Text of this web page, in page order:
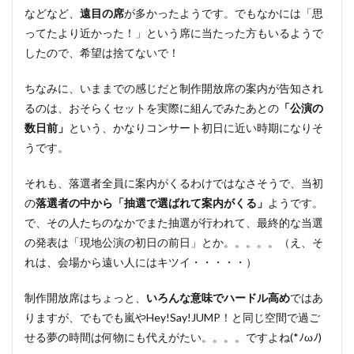
などなど、 遠目の席が多かったようです。でもなかには「思
ってたより近かった！」という席に当たった方もいるようで
したので、希望は捨てないで！
ちなみに、いままでの感じだと制作開放席の案内が告知され
るのは、おそらくセットを実際に組んでみたあとの 「公演の
数日前」 という、かなりコンサート初日に近い時期になりそ
うです。
それも、落選者全員に案内がくるわけではなさそうで、当初
の落選者の中から「抽選で選ばれて案内がくる」 ようです。
で、その人たちのなかでまた抽選が行われて、最終的な当選
の発表は「現地公演の初日の前日」とか。。。。。（え、そ
れは、会場から遠い人にはキツイ・・・・・）
制作開放席はちょっと、 いろんな意味でハードル高めではあ
りますが、でもでも嵐やHey!Say!JUMP！と同じ空間で過ご
せる夢の時間は何物にも代えがたい。。。。ですよね(*ﾉωﾉ)